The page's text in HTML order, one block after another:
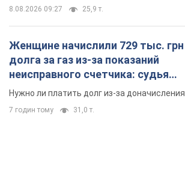
8.08.2026 09:27 25,9 т.
Женщине начислили 729 тыс. грн
долга за газ из-за показаний
неисправного счетчика: судья
вынес неожиданное решение
Нужно ли платить долг из-за доначисления
7 годин тому 31,0 т.